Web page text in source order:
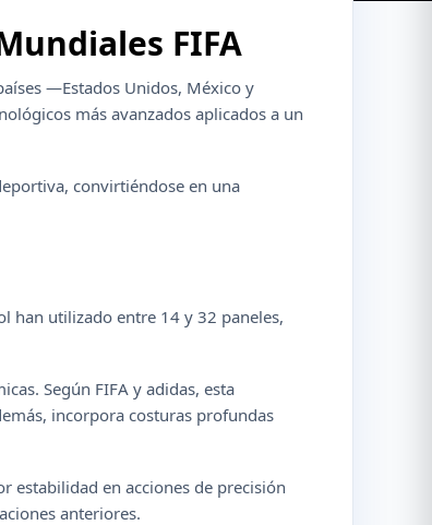
FIFA
—Estados Unidos, México y
más avanzados aplicados a un
convirtiéndose en una
han utilizado entre 14 y 32 paneles,
Según FIFA y adidas, esta
incorpora costuras profundas
estabilidad en acciones de precisión
anteriores.